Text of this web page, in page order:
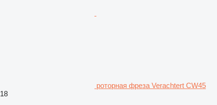
роторная фреза Verachtert CW45
18